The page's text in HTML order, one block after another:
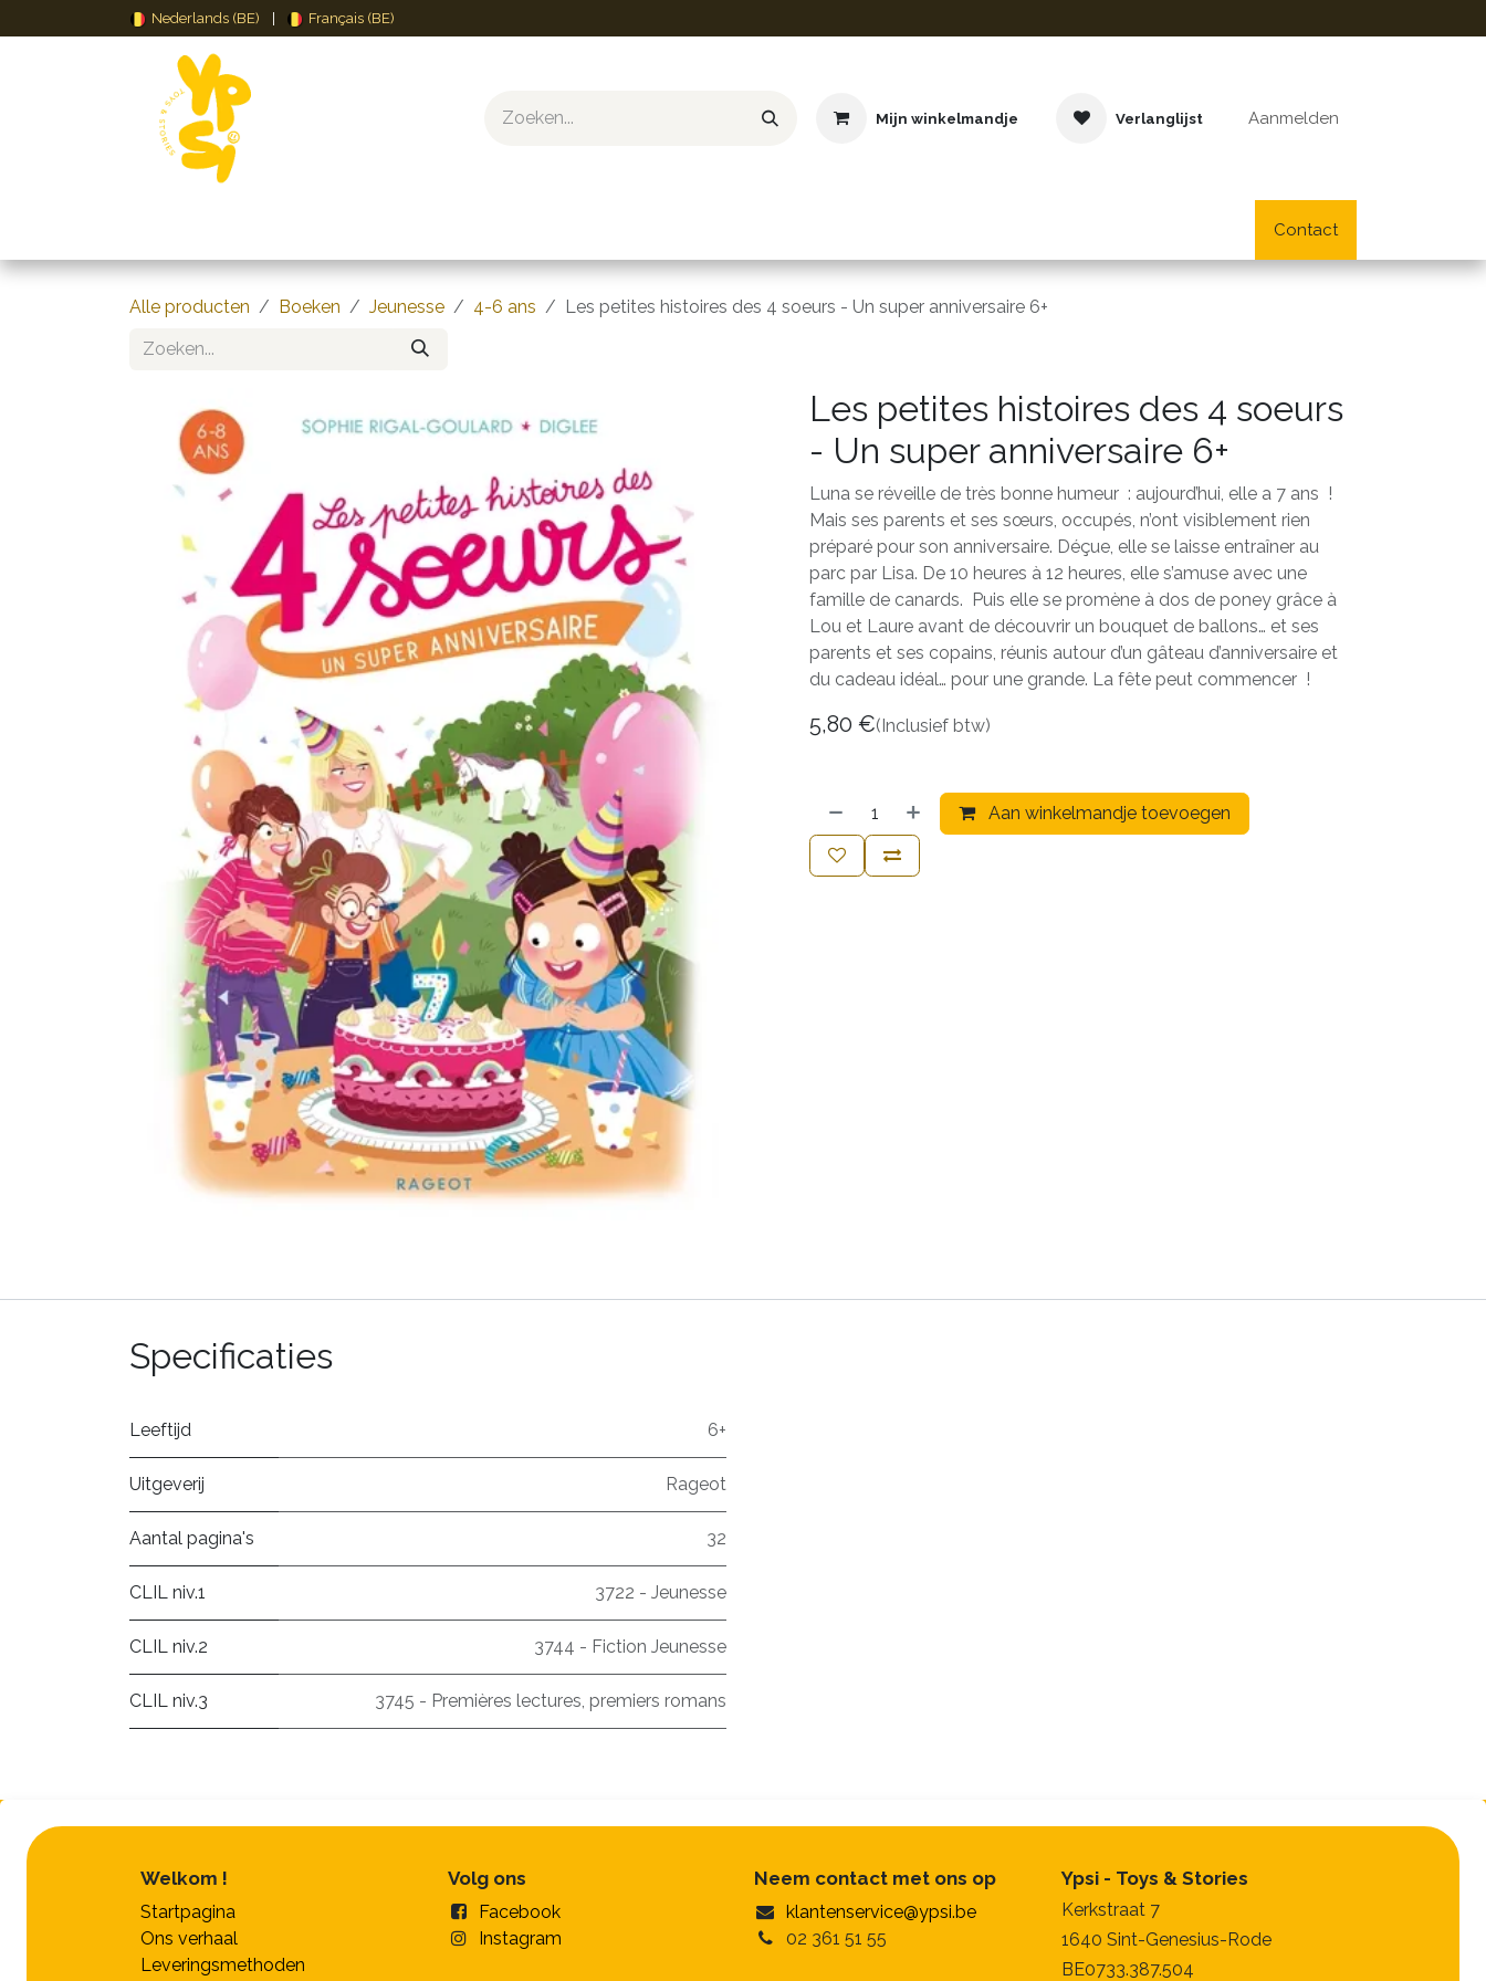
Overslaan naar inhoudNederlands (BE) Français (BE)
Mijn winkelmandje Verlanglijst Aanmelden
Lifestyle
Contact
Alle producten Boeken Jeunesse 4-6 ans Les petites histoires des 4 soeurs - Un super anniversaire 6+
Les petites histoires des 4 soeurs
- Un super anniversaire 6+
Luna se réveille de très bonne humeur : aujourd’hui, elle a 7 ans !
Mais ses parents et ses sœurs, occupés, n’ont visiblement rien
préparé pour son anniversaire. Déçue, elle se laisse entraîner au
parc par Lisa. De 10 heures à 12 heures, elle s’amuse avec une
famille de canards. Puis elle se promène à dos de poney grâce à
Lou et Laure avant de découvrir un bouquet de ballons… et ses
parents et ses copains, réunis autour d’un gâteau d’anniversaire et
du cadeau idéal… pour une grande. La fête peut commencer !
5,80 €(Inclusief btw)
Aan winkelmandje toevoegen
Specificaties
Leeftijd 6+
Uitgeverij Rageot
Aantal pagina's 32
CLIL niv.1 3722 - Jeunesse
CLIL niv.2 3744 - Fiction Jeunesse
CLIL niv.3 3745 - Premières lectures, premiers romans
Welkom !
Startpagina
Ons verhaal
Leveringsmethoden
Neem contact met ons op
klantenservice@ypsi.be
02 361 51 55
Ypsi - Toys & Stories
Kerkstraat 7
1640 Sint-Genesius-Rode
BE0733.387.504
Volg ons
Facebook
Instagram